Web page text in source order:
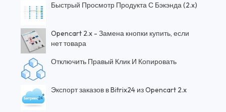
Быстрый Просмотр Продукта С Бэкэнда (2.x)
Opencart 2.x - Замена кнопки купить, если
нет товара
Отключить Правый Клик И Копировать
Экспорт заказов в Bitrix24 из Opencart 2.x